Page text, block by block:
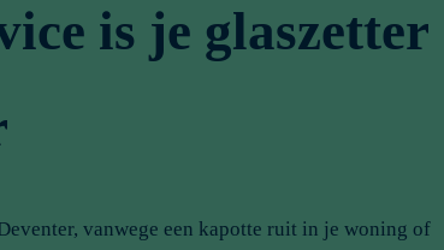
is je glaszetter
vanwege een kapotte ruit in je woning of